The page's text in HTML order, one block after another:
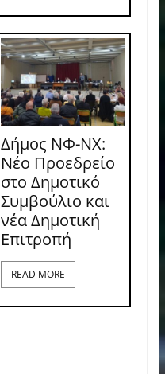
Δήμος ΝΦ-ΝΧ:
Νέο Προεδρείο
στο Δημοτικό
Συμβούλιο και
νέα Δημοτική
Επιτροπή
READ MORE